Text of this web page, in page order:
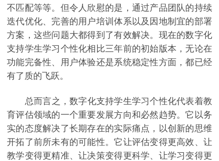
不匹配等等。但令人欣慰的是，通过产品团队的持续
迭代优化、完善的用户培训体系以及因地制宜的部署
方案，这些问题大都得到了有效解决。现在的数字化
支持学生学习个性化相比三年前的初始版本，无论在
功能完备性、用户体验还是系统稳定性方面，都已经
有了质的飞跃。
总而言之，数字化支持学生学习个性化代表着教
育评估领域的一个重要发展方向和必然趋势。它以务
实的态度解决了长期存在的实际痛点，以创新的思维
开拓了前所未有的可能性。它让评估变得更高效、让
教学变得更精准、让决策变得更科学、让学习变得更